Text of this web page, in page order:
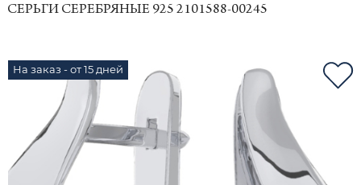
СЕРЬГИ СЕРЕБРЯНЫЕ 925 2101588-00245
На заказ - от 15 дней